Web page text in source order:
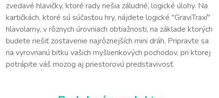
zvedavé hlavičky, ktoré rady riešia záludné, logické úlohy. Na
kartičkách, ktoré sú súčasťou hry, nájdete logické "GraviTraxí"
hlavolamy, v rôznych úrovniach obtiažnosti, na základe ktorých
budete riešiť zostavenie najrôznejších mini dráh. Pripravte sa
na vyrovnanú bitku vašich myšlienkových pochodov, pri ktorej
potrápite váš mozog aj priestorovú predstavivosť.